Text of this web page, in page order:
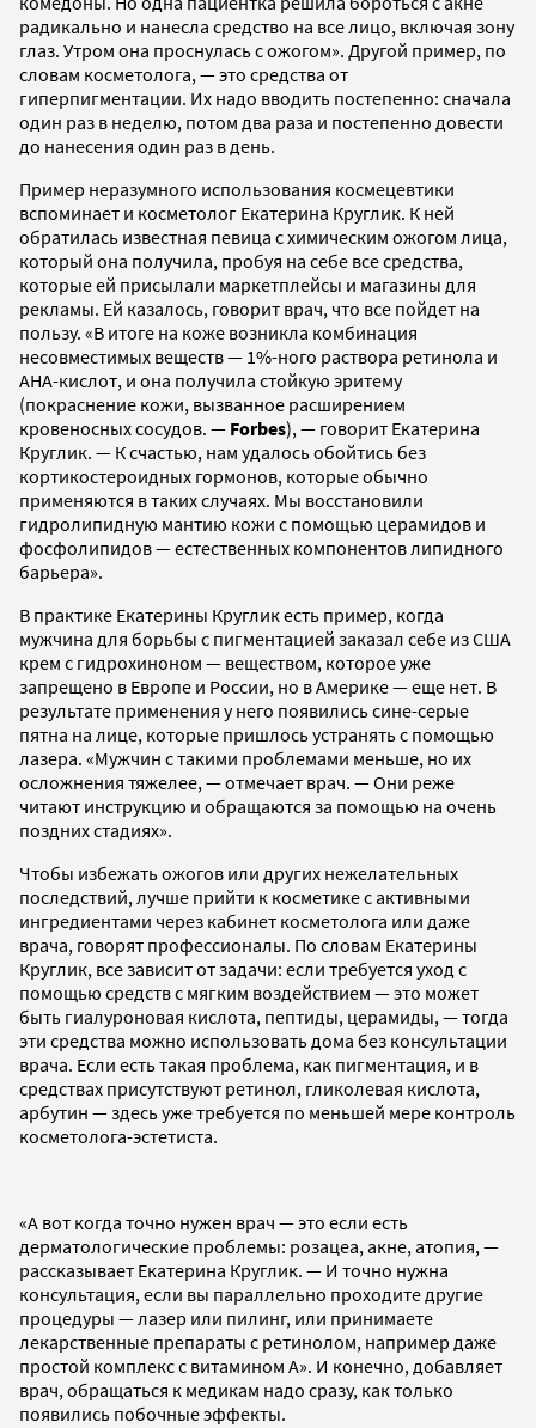
радикально и нанесла средство на все лицо, включая зону
глаз. Утром она проснулась с ожогом». Другой пример, по
словам косметолога, — это средства от
гиперпигментации. Их надо вводить постепенно: сначала
один раз в неделю, потом два раза и постепенно довести
до нанесения один раз в день.
Пример неразумного использования космецевтики
вспоминает и косметолог Екатерина Круглик. К ней
обратилась известная певица с химическим ожогом лица,
который она получила, пробуя на себе все средства,
которые ей присылали маркетплейсы и магазины для
рекламы. Ей казалось, говорит врач, что все пойдет на
пользу. «В итоге на коже возникла комбинация
несовместимых веществ — 1%-ного раствора ретинола и
АНА-кислот, и она получила стойкую эритему
(покраснение кожи, вызванное расширением
кровеносных сосудов. — Forbes), — говорит Екатерина
Круглик. — К счастью, нам удалось обойтись без
кортикостероидных гормонов, которые обычно
применяются в таких случаях. Мы восстановили
гидролипидную мантию кожи с помощью церамидов и
фосфолипидов — естественных компонентов липидного
барьера».
В практике Екатерины Круглик есть пример, когда
мужчина для борьбы с пигментацией заказал себе из США
крем с гидрохиноном — веществом, которое уже
запрещено в Европе и России, но в Америке — еще нет. В
результате применения у него появились сине-серые
пятна на лице, которые пришлось устранять с помощью
лазера. «Мужчин с такими проблемами меньше, но их
осложнения тяжелее, — отмечает врач. — Они реже
читают инструкцию и обращаются за помощью на очень
поздних стадиях».
Чтобы избежать ожогов или других нежелательных
последствий, лучше прийти к косметике с активными
ингредиентами через кабинет косметолога или даже
врача, говорят профессионалы. По словам Екатерины
Круглик, все зависит от задачи: если требуется уход с
помощью средств с мягким воздействием — это может
быть гиалуроновая кислота, пептиды, церамиды, — тогда
эти средства можно использовать дома без консультации
врача. Если есть такая проблема, как пигментация, и в
средствах присутствуют ретинол, гликолевая кислота,
арбутин — здесь уже требуется по меньшей мере контроль
косметолога-эстетиста.
«А вот когда точно нужен врач — это если есть
дерматологические проблемы: розацеа, акне, атопия, —
рассказывает Екатерина Круглик. — И точно нужна
консультация, если вы параллельно проходите другие
процедуры — лазер или пилинг, или принимаете
лекарственные препараты с ретинолом, например даже
простой комплекс с витамином А». И конечно, добавляет
врач, обращаться к медикам надо сразу, как только
появились побочные эффекты.